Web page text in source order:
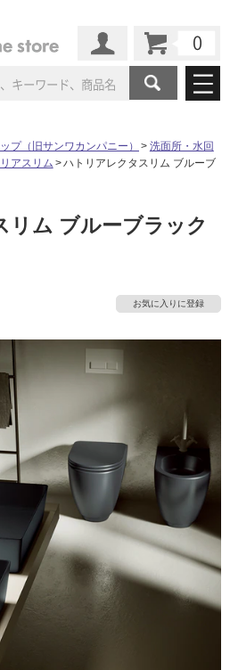
カテゴリ
浴室（風呂・バスルー
フローリング・床材
インテリア・
ペット用品
パネル・壁材
天然石・石材
新商品
事例
法人案件納入事例
ルーム
ショールーム
京都ショールーム
ウェルビーみのおHDC
BOX
お問い合わせ
クレーム公開
水まわり3年保証
住まいのスタイリング
アイデア
オンライン相談
工事会社紹介
ェルジュ
最高のリノベ会社が
みつ
かるリノベりす
プ（旧サンワカンパニー）
洗面所・水回
アスリム
ハトリアレクタスリム ブルーブ
リム ブルーブラック
お気に入りに登録